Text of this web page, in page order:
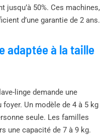
jusqu’à 50%. Ces machines,
d’une garantie de 2 ans.
adaptée à la taille
linge demande une
Un modèle de 4 à 5 kg
seule. Les familles
une capacité de 7 à 9 kg.